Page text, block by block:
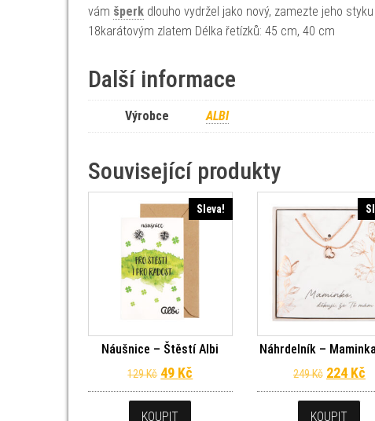
vám šperk dlouho vydržel jako nový, zamezte jeho
18karátovým zlatem Délka řetízků: 45 cm, 40 cm
Další informace
Výrobce ALBI
Související produkty
Sleva!
Náušnice – Štěstí Albi
129Kč Původní cena byla: 129 Kč.
49 Kč Aktuální cena je: 49 Kč.
KOUPIT
Náhrdelník –
249Kč 224 Kč
KOUPIT